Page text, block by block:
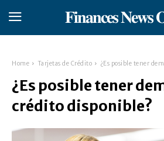
𝐅𝐢𝐧𝐚𝐧𝐜𝐞𝐬 𝐍𝐞𝐰𝐬
Home Tarjetas de Crédito ¿Es posible tener
¿Es posible tener
crédito disponible?